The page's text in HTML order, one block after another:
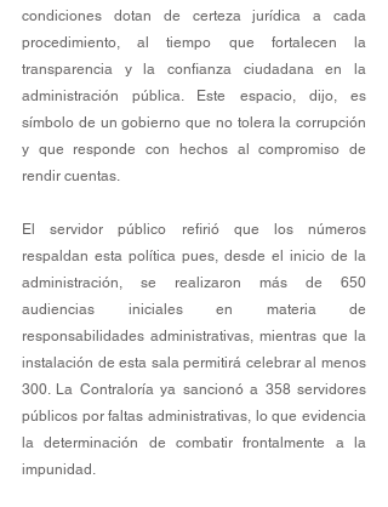
condiciones dotan de certeza jurídica a cada
procedimiento, al tiempo que fortalecen la
transparencia y la confianza ciudadana en la
administración pública. Este espacio, dijo, es
símbolo de un gobierno que no tolera la corrupción
y que responde con hechos al compromiso de
rendir cuentas.
El servidor público refirió que los números
respaldan esta política pues, desde el inicio de la
administración, se realizaron más de 650
audiencias iniciales en materia de
responsabilidades administrativas, mientras que la
instalación de esta sala permitirá celebrar al menos
300. La Contraloría ya sancionó a 358 servidores
públicos por faltas administrativas, lo que evidencia
la determinación de combatir frontalmente a la
impunidad.